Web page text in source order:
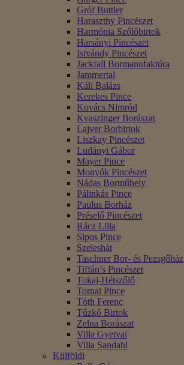
Gróf Buttler
Haraszthy Pincészet
Harmónia Szőlőbirtok
Harsányi Pincészet
Istvándy Pincészet
Jackfall Bormanufaktúra
Jammertal
Káli Balázs
Kerekes Pince
Kovács Nimród
Kvaszinger Borászat
Lajver Borbirtok
Liszkay Pincészet
Ludányi Gábor
Mayer Pince
Monyók Pincészet
Nádas Borműhely
Pálinkás Pince
Paulus Borház
Préselő Pincészet
Rácz Lilla
Sipos Pince
Szeleshát
Taschner Bor- és Pezsgőház
Tiffán’s Pincészet
Tokaj-Hétszőlő
Tornai Pince
Tóth Ferenc
Tűzkő Birtok
Zelna Borászat
Villa Gyetvai
Villa Sandahl
Külföldi